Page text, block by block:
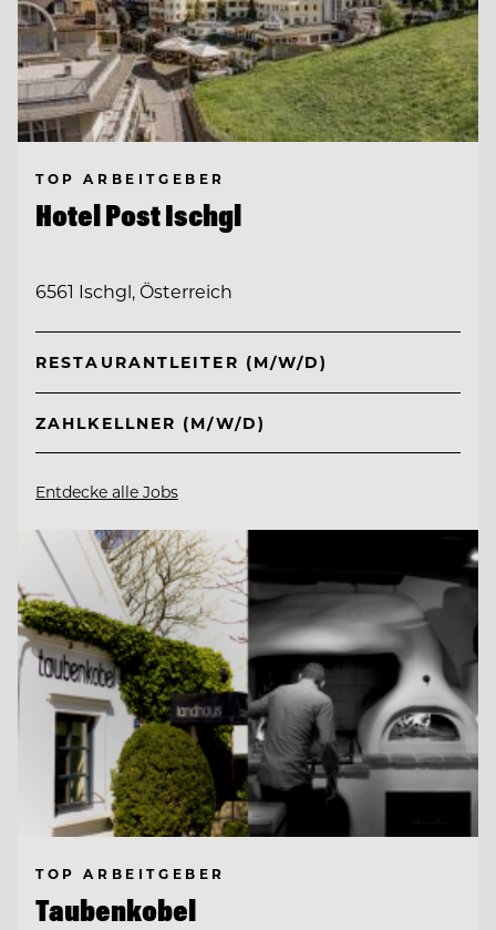
TOP ARBEITGEBER
Hotel Post Ischgl
6561 Ischgl, Österreich
RESTAURANTLEITER (M/W/D)
ZAHLKELLNER (M/W/D)
Entdecke alle Jobs
TOP ARBEITGEBER
Taubenkobel